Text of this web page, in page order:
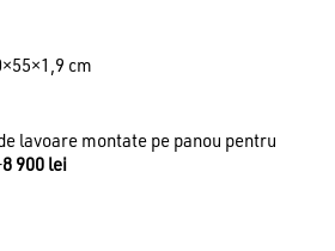
279 lei.
cm
lavoare montate pe panou pentru
8 900 lei